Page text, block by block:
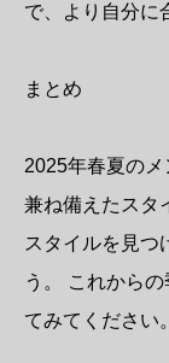
で、より自分に
まとめ
2025年春夏の
兼ね備えたスタ
スタイルを見つ
う。 これから
てみてください